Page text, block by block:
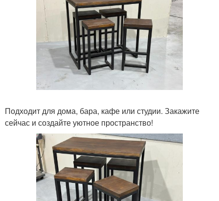
Подходит для дома, бара, кафе или студии. Закажите
сейчас и создайте уютное пространство!